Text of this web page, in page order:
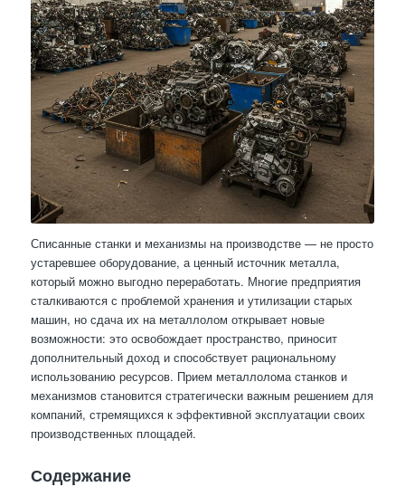
Списанные станки и механизмы на производстве — не просто
устаревшее оборудование, а ценный источник металла,
который можно выгодно переработать. Многие предприятия
сталкиваются с проблемой хранения и утилизации старых
машин, но сдача их на металлолом открывает новые
возможности: это освобождает пространство, приносит
дополнительный доход и способствует рациональному
использованию ресурсов. Прием металлолома станков и
механизмов становится стратегически важным решением для
компаний, стремящихся к эффективной эксплуатации своих
производственных площадей.
Содержание